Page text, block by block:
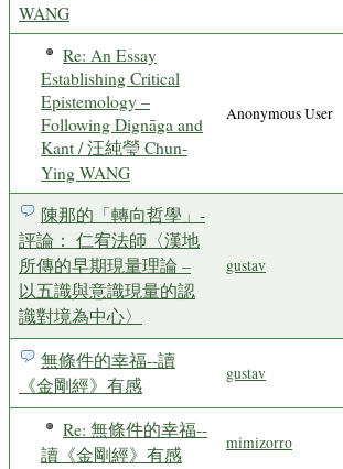
WANG
Re: An Essay
Establishing Critical
Epistemology –
Following Dignāga and
Kant / 汪純瑩 Chun-
Ying WANG
Anonymous User
陳那的「轉向哲學」-
評論： 仁宥法師〈漢地
所傳的早期現量理論 –
以五識與意識現量的認
識對境為中心〉
gustav
無條件的幸福--讀
《金剛經》有感
gustav
Re: 無條件的幸福--
讀《金剛經》有感
mimizorro